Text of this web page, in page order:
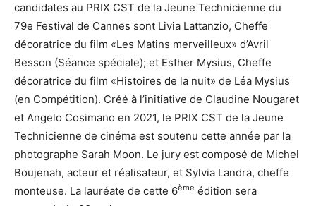
candidates au PRIX CST de la Jeune Technicienne du
79e Festival de Cannes sont Livia Lattanzio, Cheffe
décoratrice du film «Les Matins merveilleux» d’Avril
Besson (Séance spéciale); et Esther Mysius, Cheffe
décoratrice du film «Histoires de la nuit» de Léa Mysius
(en Compétition). Créé à l’initiative de Claudine Nougaret
et Angelo Cosimano en 2021, le PRIX CST de la Jeune
Technicienne de cinéma est soutenu cette année par la
photographe Sarah Moon. Le jury est composé de Michel
Boujenah, acteur et réalisateur, et Sylvia Landra, cheffe
monteuse. La lauréate de cette 6ème édition sera